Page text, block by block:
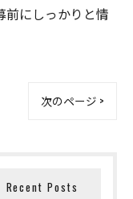
前にしっかりと情
次のページ >
Recent Posts